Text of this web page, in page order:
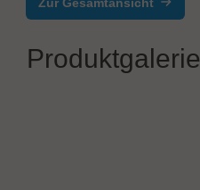
Produktgalerie